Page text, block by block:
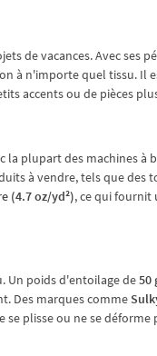
de vacances. Avec ses
à n'importe quel tissu. Il
accents ou de pièces
la plupart des machines à
à vendre, tels que des
(4.7 oz/yd²), ce qui fournit
Un poids d'entoilage de50
Des marques comme
plisse ou ne se déforme